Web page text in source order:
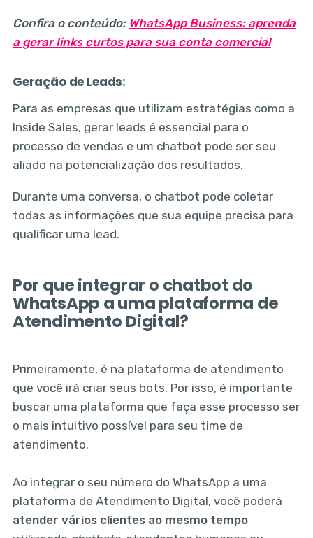
Confira o conteúdo: WhatsApp Business: aprenda
a gerar links curtos para sua conta comercial
Geração de Leads:
Para as empresas que utilizam estratégias como a
Inside Sales, gerar leads é essencial para o
processo de vendas e um chatbot pode ser seu
aliado na potencialização dos resultados.
Durante uma conversa, o chatbot pode coletar
todas as informações que sua equipe precisa para
qualificar uma lead.
Por que integrar o chatbot do
WhatsApp a uma plataforma de
Atendimento Digital?
Primeiramente, é na plataforma de atendimento
que você irá criar seus bots. Por isso, é importante
buscar uma plataforma que faça esse processo ser
o mais intuitivo possível para seu time de
atendimento.
Ao integrar o seu número do WhatsApp a uma
plataforma de Atendimento Digital, você poderá
atender vários clientes ao mesmo tempo